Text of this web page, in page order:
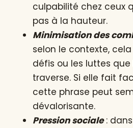
culpabilité chez ceux
pas à la hauteur.
Minimisation des
selon le contexte,
défis ou les luttes que
traverse. Si elle fait
cette phrase peut
dévalorisante.
Pression sociale: